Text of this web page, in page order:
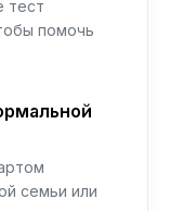
тест
помочь
семьи или